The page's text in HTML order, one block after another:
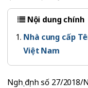
Nội dung chính
Nhà cung cấp
Việt Nam
Nghị định số 27/